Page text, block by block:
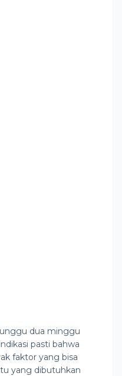
dua minggu
pasti bahwa
faktor yang bisa
yang dibutuhkan